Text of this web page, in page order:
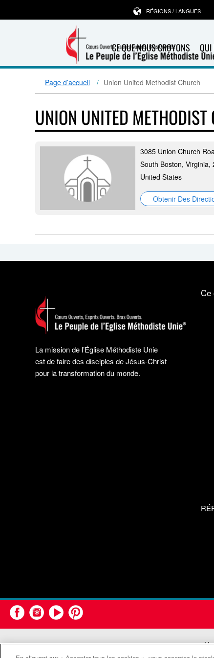
CE QUE NOUS CROYONS QUI
RÉGIONS / LANGUES
Page d’accueil Union United Methodist Church
UNION UNITED
3085 Union Church
South Boston, Virginia,
United States
Obtenir Des
La mission de l’Église Méthodiste Unie
est de faire des disciples de Jésus-Christ
pour la transformation du monde.
Ce